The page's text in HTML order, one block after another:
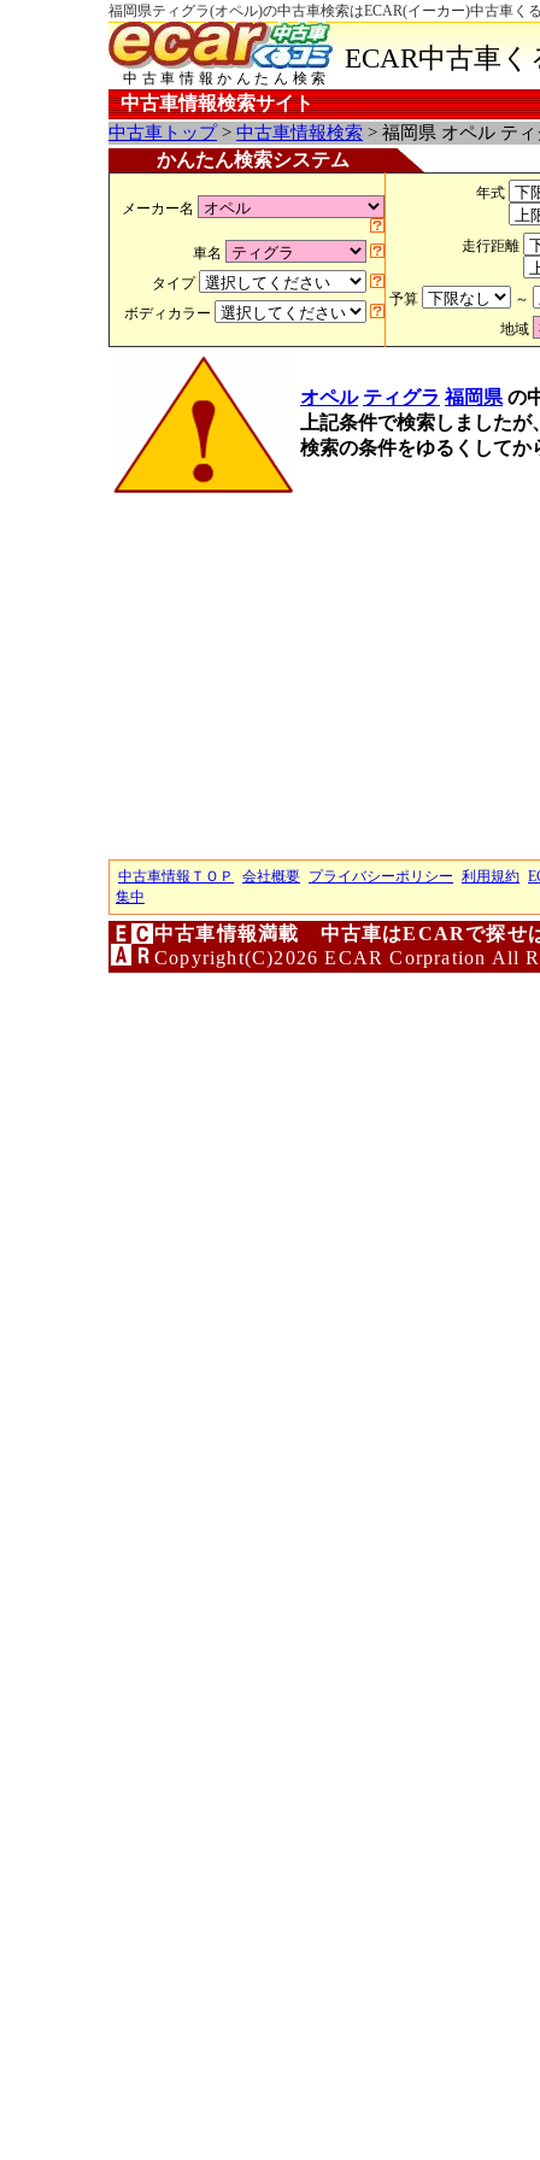
福岡県ティグラ(オペル)の中古車検索はECAR(イーカー)中古車く
中古車情報かんたん検索
ECAR中古車
中古車情報検索サイト
中古車トップ> 中古車情報検索 > 福岡県 オペル テ
かんたん検索システム
メーカー名
車名
タイプ
ボディカラー
年式
走行距離
予算
～
地域
オペル ティグラ 福岡県 の
上記条件で検索しました
検索の条件をゆるくして
中古車情報ＴＯＰ 会社概要 プライバシーポリシー 利用規約
集中
中古車情報満載 中古車はECARで探せ
Copyright(C)2026 ECAR Corpration All